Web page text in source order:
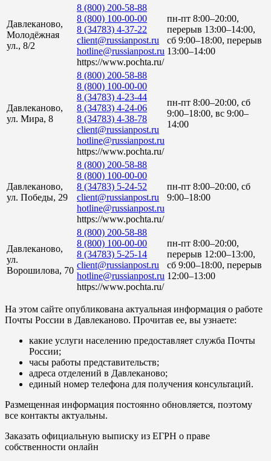
Давлеканово,
Молодёжная
ул., 8/2
8 (800) 200-58-88
8 (800) 100-00-00
8 (34783) 4-37-22
client@russianpost.ru
hotline@russianpost.ru
https://www.pochta.ru/
пн-пт 8:00–20:00,
перерыв 13:00–14:00,
сб 9:00–18:00, перерыв
13:00–14:00
Давлеканово,
ул. Мира, 8
8 (800) 200-58-88
8 (800) 100-00-00
8 (34783) 4-23-44
8 (34783) 4-24-06
8 (34783) 4-38-78
client@russianpost.ru
hotline@russianpost.ru
https://www.pochta.ru/
пн-пт 8:00–20:00, сб
9:00–18:00, вс 9:00–
14:00
Давлеканово,
ул. Победы, 29
8 (800) 200-58-88
8 (800) 100-00-00
8 (34783) 5-24-52
client@russianpost.ru
hotline@russianpost.ru
https://www.pochta.ru/
пн-пт 8:00–20:00, сб
9:00–18:00
Давлеканово,
ул.
Ворошилова, 70
8 (800) 200-58-88
8 (800) 100-00-00
8 (34783) 5-25-14
client@russianpost.ru
hotline@russianpost.ru
https://www.pochta.ru/
пн-пт 8:00–20:00,
перерыв 12:00–13:00,
сб 9:00–18:00, перерыв
12:00–13:00
На этом сайте опубликована актуальная информация о работе
Почты России в Давлеканово. Прочитав ее, вы узнаете:
какие услуги населению предоставляет служба Почты
России;
часы работы представительств;
адреса отделений в Давлеканово;
единый номер телефона для получения консультаций.
Размещенная информация постоянно обновляется, поэтому
все контакты актуальны.
Заказать официальную выписку из ЕГРН о праве
собственности онлайн